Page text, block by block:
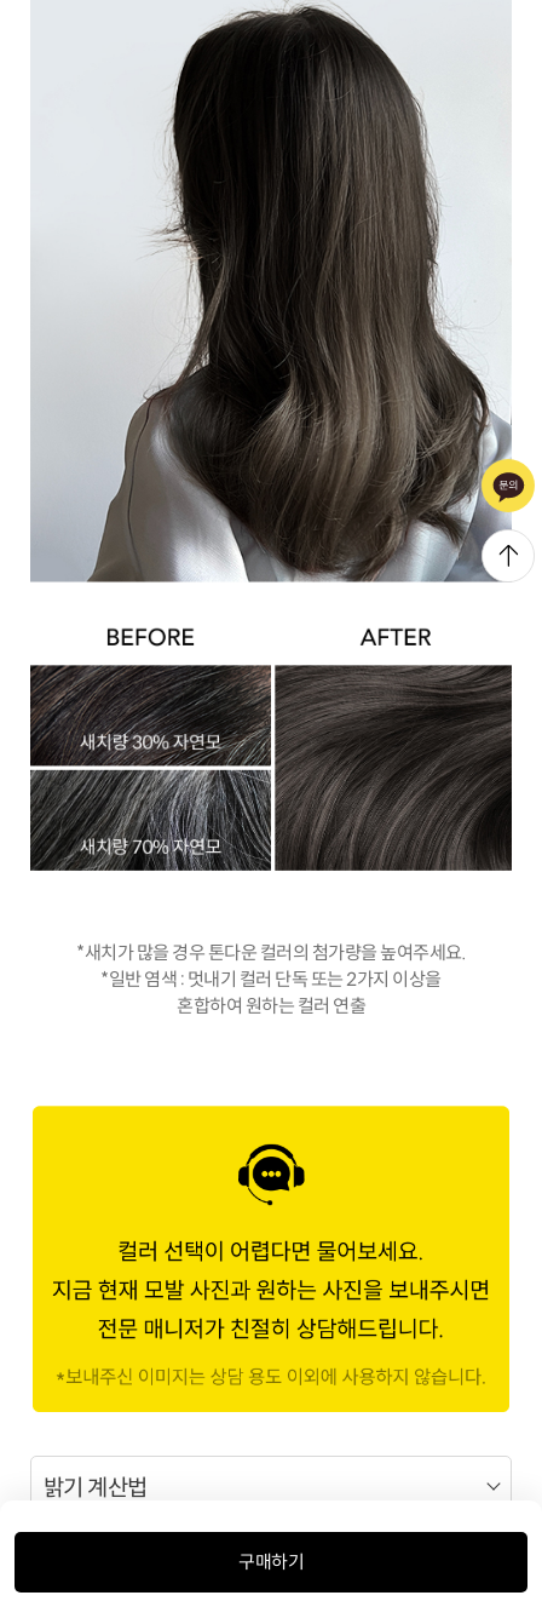
구매하기
*새치가 많을 경우 톤다운 컬러의 첨가량을 높여주세요.
*일반 염색 : 멋내기 컬러 단독 또는 2가지 이상을
혼합하여 원하는 컬러 연출
밝기 계산법